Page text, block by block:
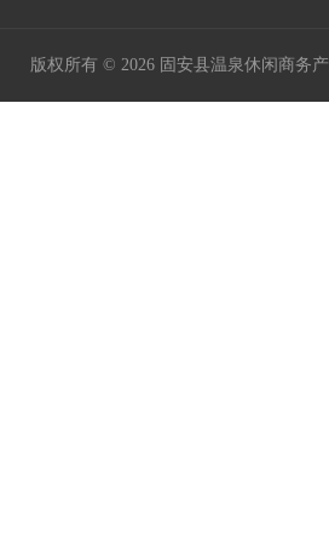
版权所有 © 2026 固安县温泉休闲商